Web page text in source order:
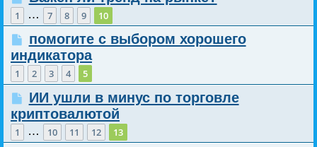
1 … 7 8 9 10
помогите с выбором хорошего
индикатора
1 2 3 4 5
ИИ ушли в минус по торговле
криптовалютой
1 … 10 11 12 13